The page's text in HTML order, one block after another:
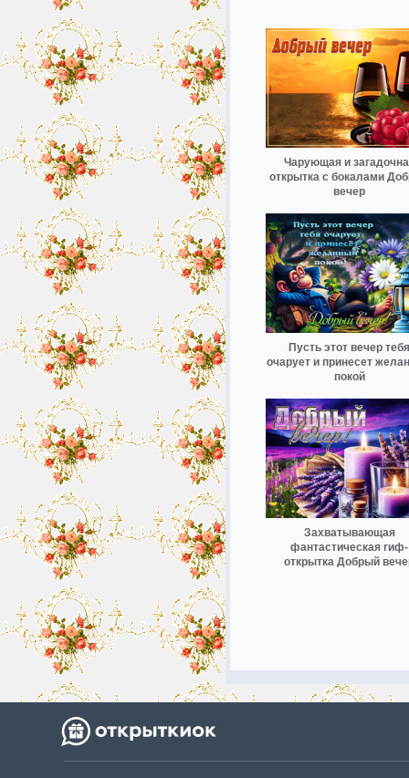
Чарующая и
открытка с бокалами
вечер
Пусть этот вечер тебя
очарует и принесет
покой
Захватывающая
фантастическая гиф-
открытка Добрый